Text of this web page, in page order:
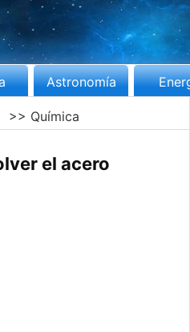
Astronomía
>> Química
el acero